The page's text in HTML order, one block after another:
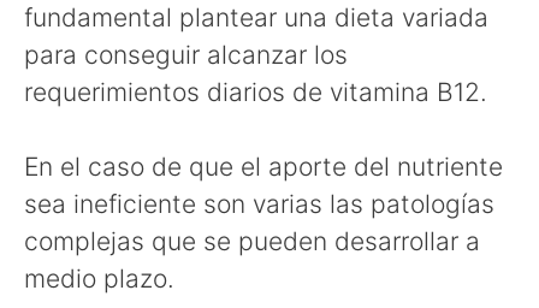
fundamental plantear una dieta variada
para conseguir alcanzar los
requerimientos diarios de vitamina B12.
En el caso de que el aporte del nutriente
sea ineficiente son varias las patologías
complejas que se pueden desarrollar a
medio plazo.